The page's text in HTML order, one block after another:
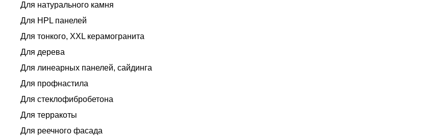
Для натурального камня
Для HPL панелей
Для тонкого, XXL керамогранита
Для дерева
Для линеарных панелей, сайдинга
Для профнастила
Для стеклофибробетона
Для терракоты
Для реечного фасада